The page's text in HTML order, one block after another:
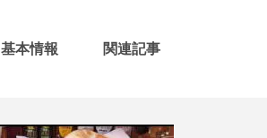
基本情報 関連記事